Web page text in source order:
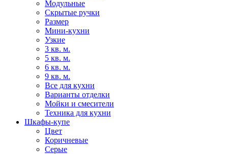
Модульные
Скрытые ручки
Размер
Мини-кухни
Узкие
3 кв. м.
5 кв. м.
6 кв. м.
9 кв. м.
Все для кухни
Варианты отделки
Мойки и смесители
Техника для кухни
Шкафы-купе
Цвет
Коричневые
Серые